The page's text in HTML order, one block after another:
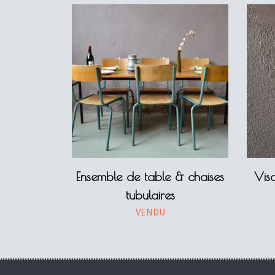
Ensemble de table & chaises
tubulaires
VENDU